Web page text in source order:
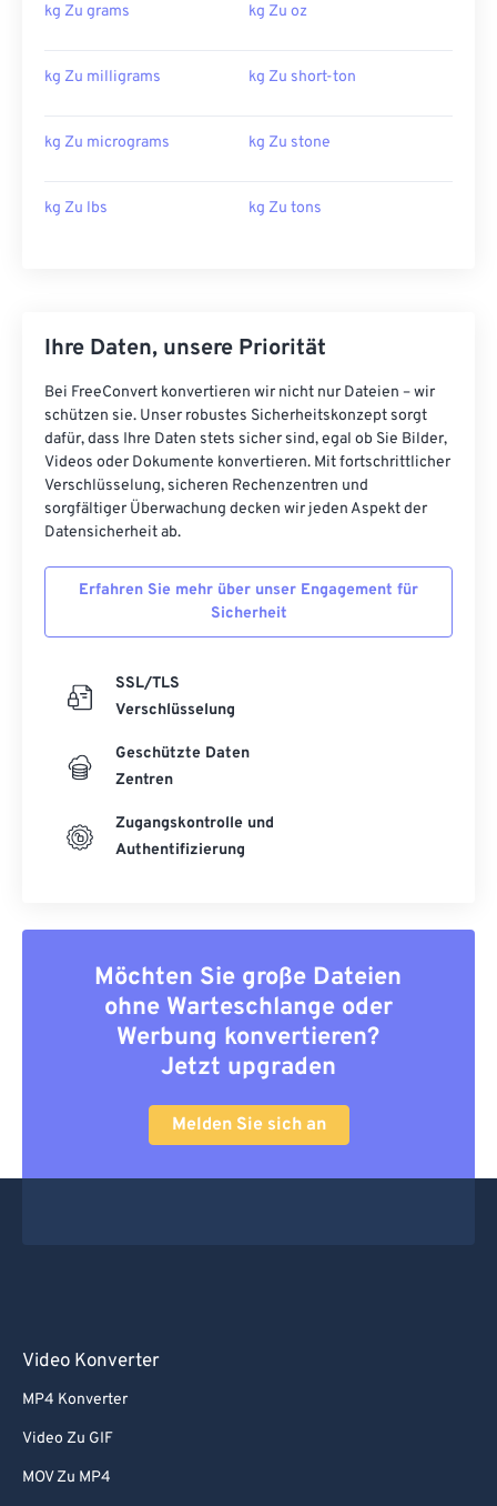
kg Zu grams kg Zu oz
kg Zu milligrams kg Zu short-ton
kg Zu micrograms kg Zu stone
kg Zu lbs kg Zu tons
Ihre Daten, unsere Priorität
Bei FreeConvert konvertieren wir nicht nur Dateien – wir
schützen sie. Unser robustes Sicherheitskonzept sorgt
dafür, dass Ihre Daten stets sicher sind, egal ob Sie Bilder,
Videos oder Dokumente konvertieren. Mit fortschrittlicher
Verschlüsselung, sicheren Rechenzentren und
sorgfältiger Überwachung decken wir jeden Aspekt der
Datensicherheit ab.
Erfahren Sie mehr über unser Engagement für
Sicherheit
SSL/TLS
Verschlüsselung
Geschützte Daten
Zentren
Zugangskontrolle und
Authentifizierung
Möchten Sie große Dateien
ohne Warteschlange oder
Werbung konvertieren?
Jetzt upgraden
Melden Sie sich an
Video Konverter
MP4 Konverter
Video Zu GIF
MOV Zu MP4